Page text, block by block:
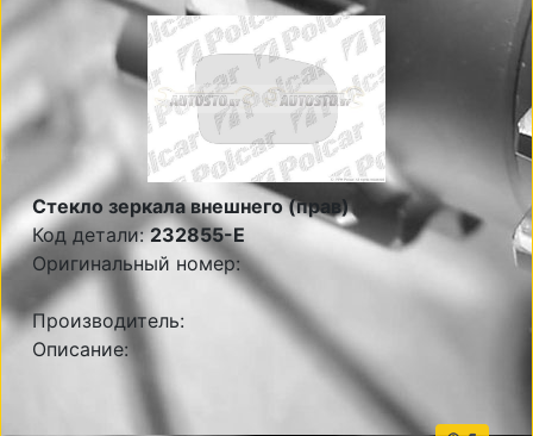
Стекло зеркала внешнего (прав)
Код детали:232855-E
Оригинальный номер:
Производитель:
Описание: